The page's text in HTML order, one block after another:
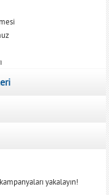
yakalayın!